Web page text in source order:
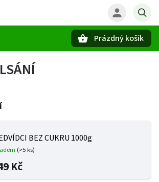
Prázdný košík
BEZ CUKRU 1000g
(>5 ks)
Kč